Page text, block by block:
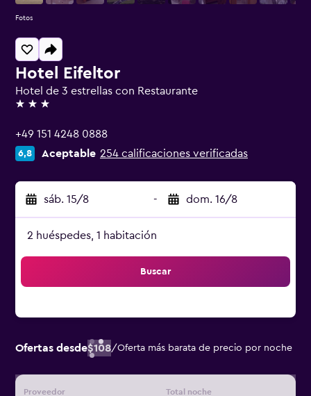
Hotel Eifeltor
Hotel de 3 estrellas con Restaurante
3 estrellas
+49 151 4248 0888
6,8 Aceptable 254 calificaciones verificadas
sáb. 15/8 - dom. 16/8
2 huéspedes, 1 habitación
Buscar
Ofertas desde$108/Oferta más barata de precio por noche
Proveedor Total noche
Fotos